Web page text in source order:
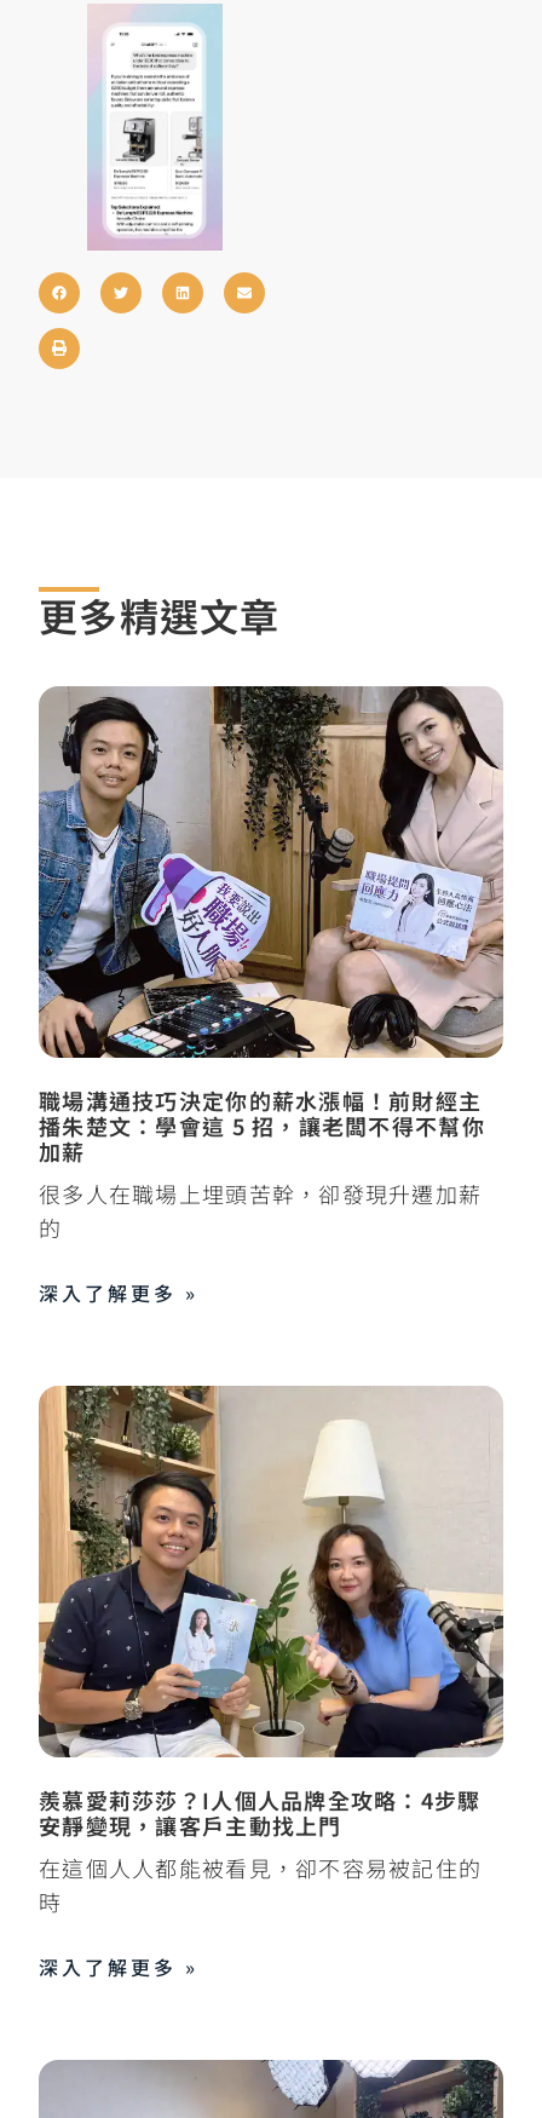
更多精選文章
職場溝通技巧決定你的薪水漲幅！前財經主
播朱楚文：學會這 5 招，讓老闆不得不幫你
加薪
很多人在職場上埋頭苦幹，卻發現升遷加薪
的
深入了解更多 »
羨慕愛莉莎莎？I人個人品牌全攻略：4步驟
安靜變現，讓客戶主動找上門
在這個人人都能被看見，卻不容易被記住的
時
深入了解更多 »